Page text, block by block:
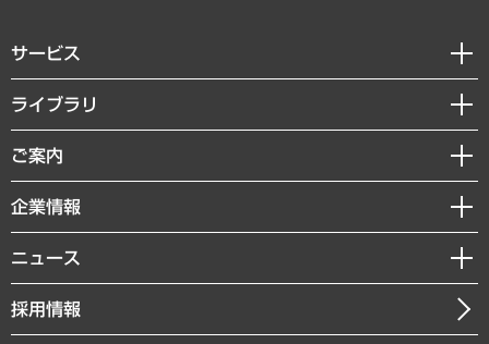
サービス
経営戦略
組織・人事戦略
デジタルイノベーション
共生・ダイバーシティ
GRC（ガバナンス・リスク・コンプライアンス）・防災（政策）
経済・産業・雇用・労働
ライブラリ
経済調査
レポート
コラム
経営用語集
受託・受注実績（官公庁関連）
ご案内
セミナー・イベント情報
MUFGビジネスセミナー
受託案件情報
企業情報
私たちの想い
社長メッセージ
会社概要
ニュース
ニュースリリース
お知らせ
採用情報